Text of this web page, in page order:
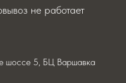
не работает
шоссе 5, БЦ Варшавка